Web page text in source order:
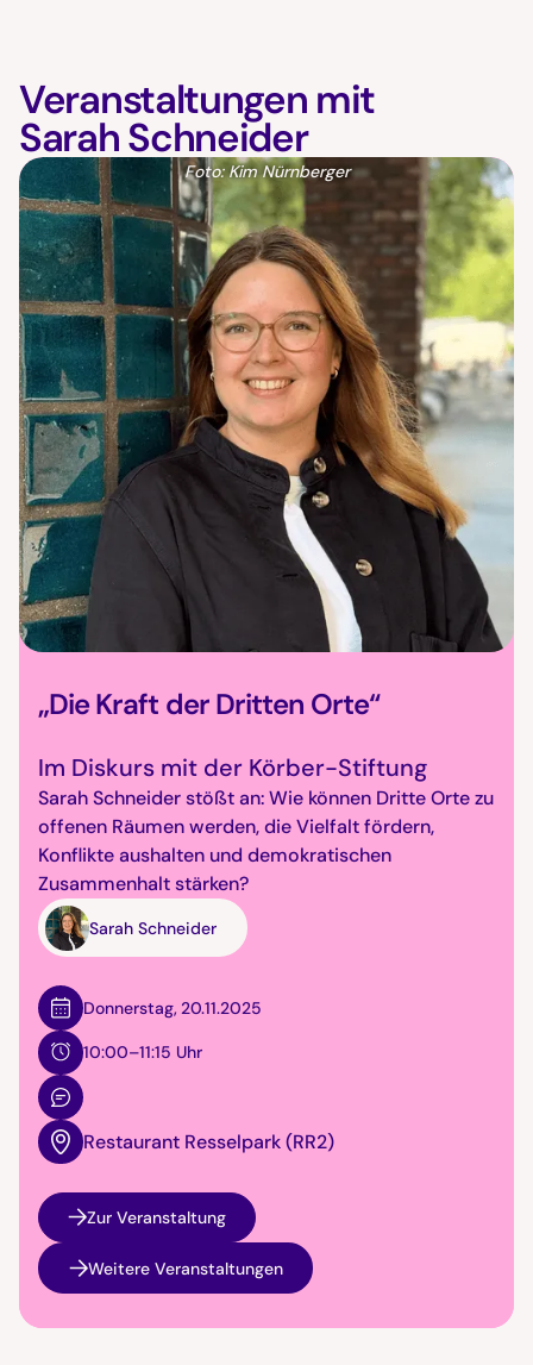
Veranstaltungen mit
Sarah Schneider
Foto: Kim Nürnberger
„Die Kraft der Dritten Orte“
Im Diskurs mit der Körber-Stiftung
Sarah Schneider stößt an: Wie können Dritte Orte zu
offenen Räumen werden, die Vielfalt fördern,
Konflikte aushalten und demokratischen
Zusammenhalt stärken?
Sarah Schneider
Donnerstag,20.11.2025
10:00–11:15 Uhr
Restaurant Resselpark (RR2)
Zur Veranstaltung
Weitere Veranstaltungen